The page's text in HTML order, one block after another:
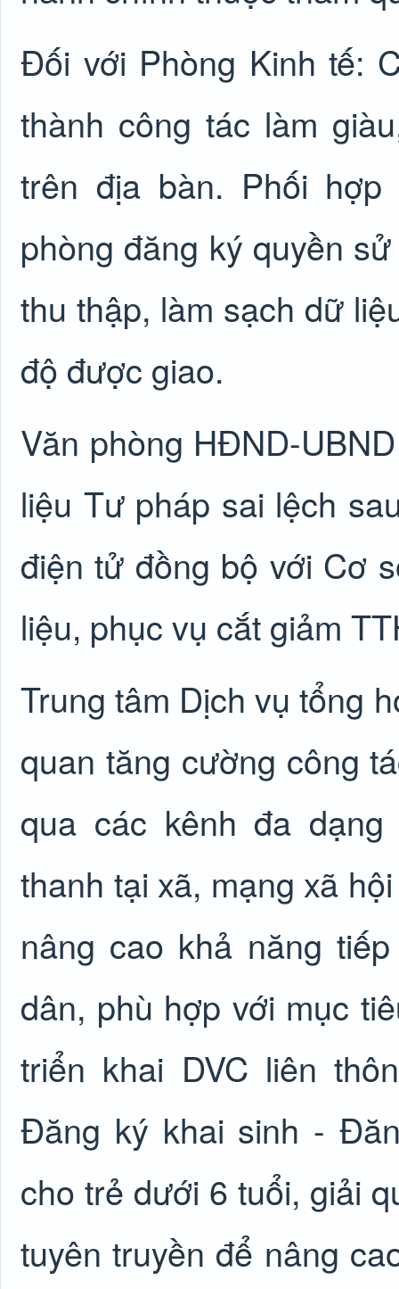
Đối với Phòng Kinh tế:
thành công tác làm
trên địa bàn. Phối
phòng đăng ký quyền
thu thập, làm sạch dữ
độ được giao.
Văn phòng HĐND-
liệu Tư pháp sai lệch
điện tử đồng bộ với Cơ
liệu, phục vụ cắt giảm
Trung tâm Dịch vụ tổng
quan tăng cường công
qua các kênh đa
thanh tại xã, mạng xã
nâng cao khả năng
dân, phù hợp với mục
triển khai DVC liên
Đăng ký khai sinh -
cho trẻ dưới 6 tuổi, giải
tuyên truyền để nâng